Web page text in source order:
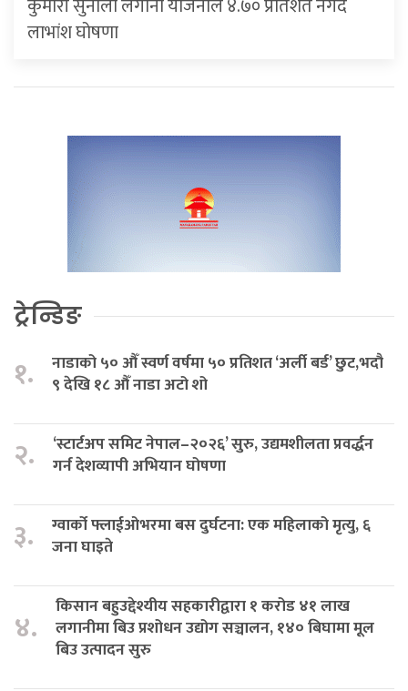
लाभांश घोषणा
ट्रेन्डिङ
१.
नाडाको ५० औँ स्वर्ण वर्षमा ५० प्रतिशत ‘अर्ली बर्ड’ छुट,भदौ
९ देखि १८ औँ नाडा अटो शो
२.
‘स्टार्टअप समिट नेपाल–२०२६’ सुरु, उद्यमशीलता प्रवर्द्धन
गर्न देशव्यापी अभियान घोषणा
३.
ग्वार्को फ्लाईओभरमा बस दुर्घटना: एक महिलाको मृत्यु, ६
जना घाइते
४.
किसान बहुउद्देश्यीय सहकारीद्वारा १ करोड ४१ लाख
लगानीमा बिउ प्रशोधन उद्योग सञ्चालन, १४० बिघामा मूल
बिउ उत्पादन सुरु